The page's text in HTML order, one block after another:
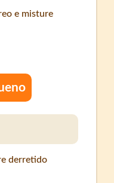
e misture
derretido